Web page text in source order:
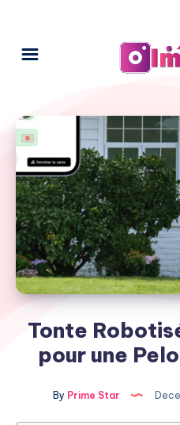
Tonte
pour une
By Prime Star